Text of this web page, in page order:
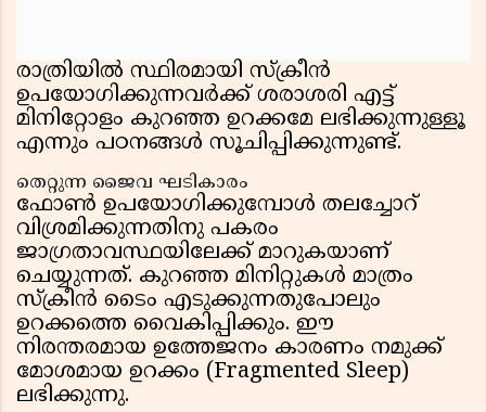
രാത്രിയിൽ സ്ഥിരമായി സ്ക്രീൻ
ഉപയോഗിക്കുന്നവർക്ക് ശരാശരി എട്ട്
മിനിറ്റോളം കുറഞ്ഞ ഉറക്കമേ ലഭിക്കുന്നുള്ളൂ
എന്നും പഠനങ്ങൾ സൂചിപ്പിക്കുന്നുണ്ട്.
തെറ്റുന്ന ജൈവ ഘടികാരം
ഫോൺ ഉപയോഗിക്കുമ്പോൾ തലച്ചോറ്
വിശ്രമിക്കുന്നതിനു പകരം
ജാഗ്രതാവസ്ഥയിലേക്ക് മാറുകയാണ്
ചെയ്യുന്നത്. കുറഞ്ഞ മിനിറ്റുകൾ മാത്രം
സ്‌ക്രീൻ ടൈം എടുക്കുന്നതുപോലും
ഉറക്കത്തെ വൈകിപ്പിക്കും. ഈ
നിരന്തരമായ ഉത്തേജനം കാരണം നമുക്ക്
മോശമായ ഉറക്കം (Fragmented Sleep)
ലഭിക്കുന്നു.